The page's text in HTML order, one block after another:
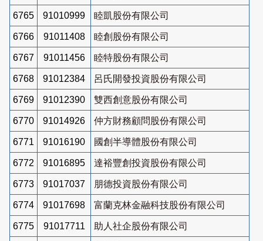
6765 91010999 睦凱股份有限公司
6766 91011408 睦創股份有限公司
6767 91011456 睦特股份有限公司
6768 91012384 呂氏開發投資股份有限公司
6769 91012390 雙西創意股份有限公司
6770 91014926 仲方財務顧問股份有限公司
6771 91016190 國創半導體股份有限公司
6772 91016895 達裕豐創投資股份有限公司
6773 91017037 朋德投資股份有限公司
6774 91017698 富蘭克林金融科技股份有限公司
6775 91017711 助人社企股份有限公司